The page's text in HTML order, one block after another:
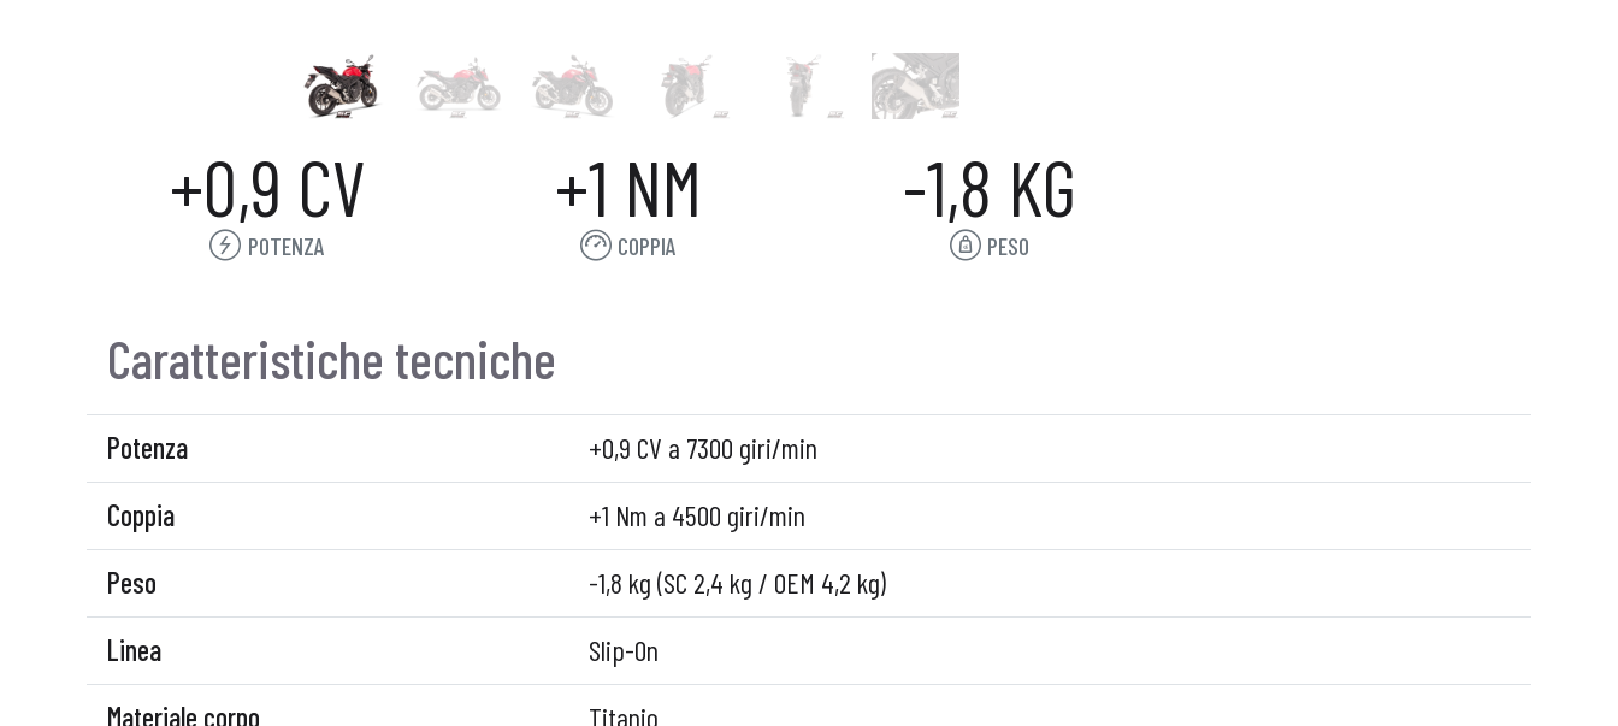
+0,9 CV
POTENZA
+1 NM
COPPIA
-1,8 KG
PESO
Caratteristiche tecniche
Potenza
+0,9 CV a 7300 giri/min
Coppia
+1 Nm a 4500 giri/min
Peso
-1,8 kg (SC 2,4 kg / OEM 4,2 kg)
Linea
Slip-On
Materiale corpo
Titanio